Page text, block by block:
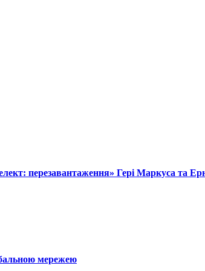
перезавантаження» Гері Маркуса та
мережею